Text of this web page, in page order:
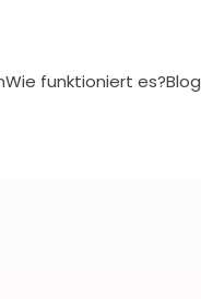
Wie funktioniert es?Blog